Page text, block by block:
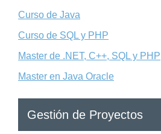
Curso de Java
Curso de SQL y PHP
Master de .NET, C++, SQL y PHP
Master en Java Oracle
Gestión de Proyectos